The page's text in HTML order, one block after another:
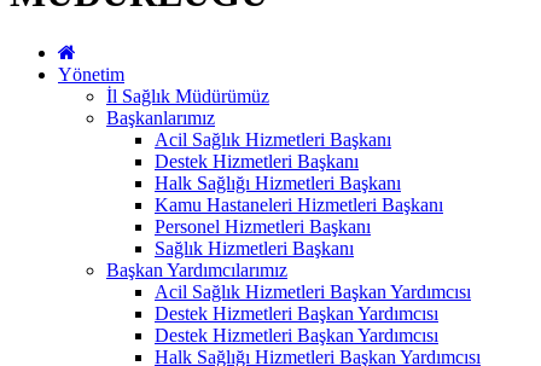
Yönetim
İl Sağlık Müdürümüz
Başkanlarımız
Acil Sağlık Hizmetleri Başkanı
Destek Hizmetleri Başkanı
Halk Sağlığı Hizmetleri Başkanı
Kamu Hastaneleri Hizmetleri Başkanı
Personel Hizmetleri Başkanı
Sağlık Hizmetleri Başkanı
Başkan Yardımcılarımız
Acil Sağlık Hizmetleri Başkan Yardımcısı
Destek Hizmetleri Başkan Yardımcısı
Destek Hizmetleri Başkan Yardımcısı
Halk Sağlığı Hizmetleri Başkan Yardımcısı